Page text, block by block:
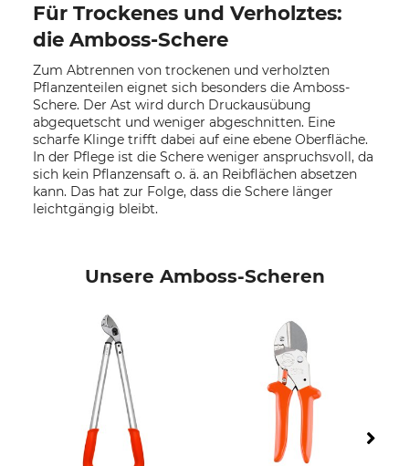
Für Trockenes und Verholztes:
die Amboss-Schere
Zum Abtrennen von trockenen und verholzten
Pflanzenteilen eignet sich besonders die Amboss-
Schere. Der Ast wird durch Druckausübung
abgequetscht und weniger abgeschnitten. Eine
scharfe Klinge trifft dabei auf eine ebene Oberfläche.
In der Pflege ist die Schere weniger anspruchsvoll, da
sich kein Pflanzensaft o. ä. an Reibflächen absetzen
kann. Das hat zur Folge, dass die Schere länger
leichtgängig bleibt.
Unsere Amboss-Scheren